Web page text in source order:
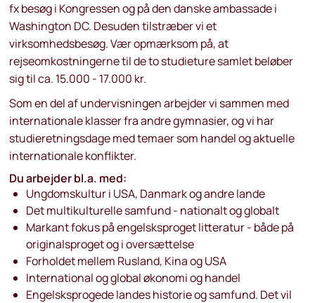
fx besøg i Kongressen og på den danske ambassade i
Washington DC. Desuden tilstræber vi et
virksomhedsbesøg. Vær opmærksom på, at
rejseomkostningerne til de to studieture samlet beløber
sig til ca. 15.000 - 17.000 kr.
Som en del af undervisningen arbejder vi sammen med
internationale klasser fra andre gymnasier, og vi har
studieretningsdage med temaer som handel og aktuelle
internationale konflikter.
Du arbejder bl.a. med:
Ungdomskultur i USA, Danmark og andre lande
Det multikulturelle samfund - nationalt og globalt
Markant fokus på engelsksproget litteratur - både på
originalsproget og i oversættelse
Forholdet mellem Rusland, Kina og USA
International og global økonomi og handel
Engelsksprogede landes historie og samfund. Det vil